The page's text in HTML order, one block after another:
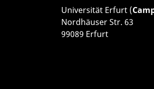
Universität Erfurt (
Nordhäuser Str. 63
99089 Erfurt